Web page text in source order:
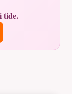
tide.